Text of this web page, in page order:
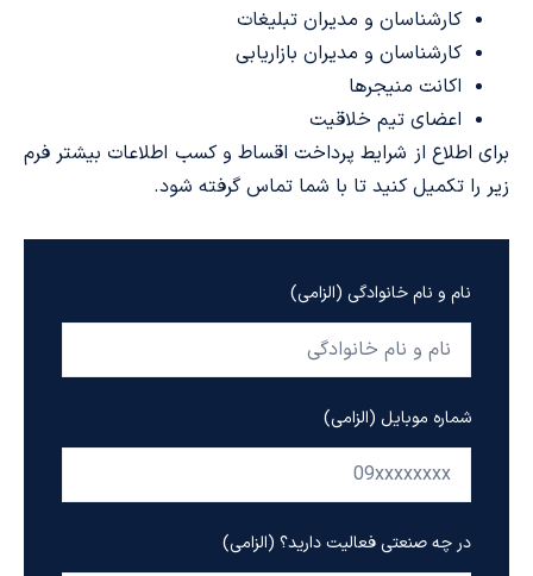
کارشناسان و مدیران تبلیغات
کارشناسان و مدیران بازاریابی
اکانت منیجرها
اعضای تیم خلاقیت
برای اطلاع از شرایط پرداخت اقساط و کسب اطلاعات بیشتر فرم
زیر را تکمیل کنید تا با شما تماس گرفته شود.
نام و نام خانوادگی (الزامی)
شماره موبایل (الزامی)
در چه صنعتی فعالیت دارید؟ (الزامی)